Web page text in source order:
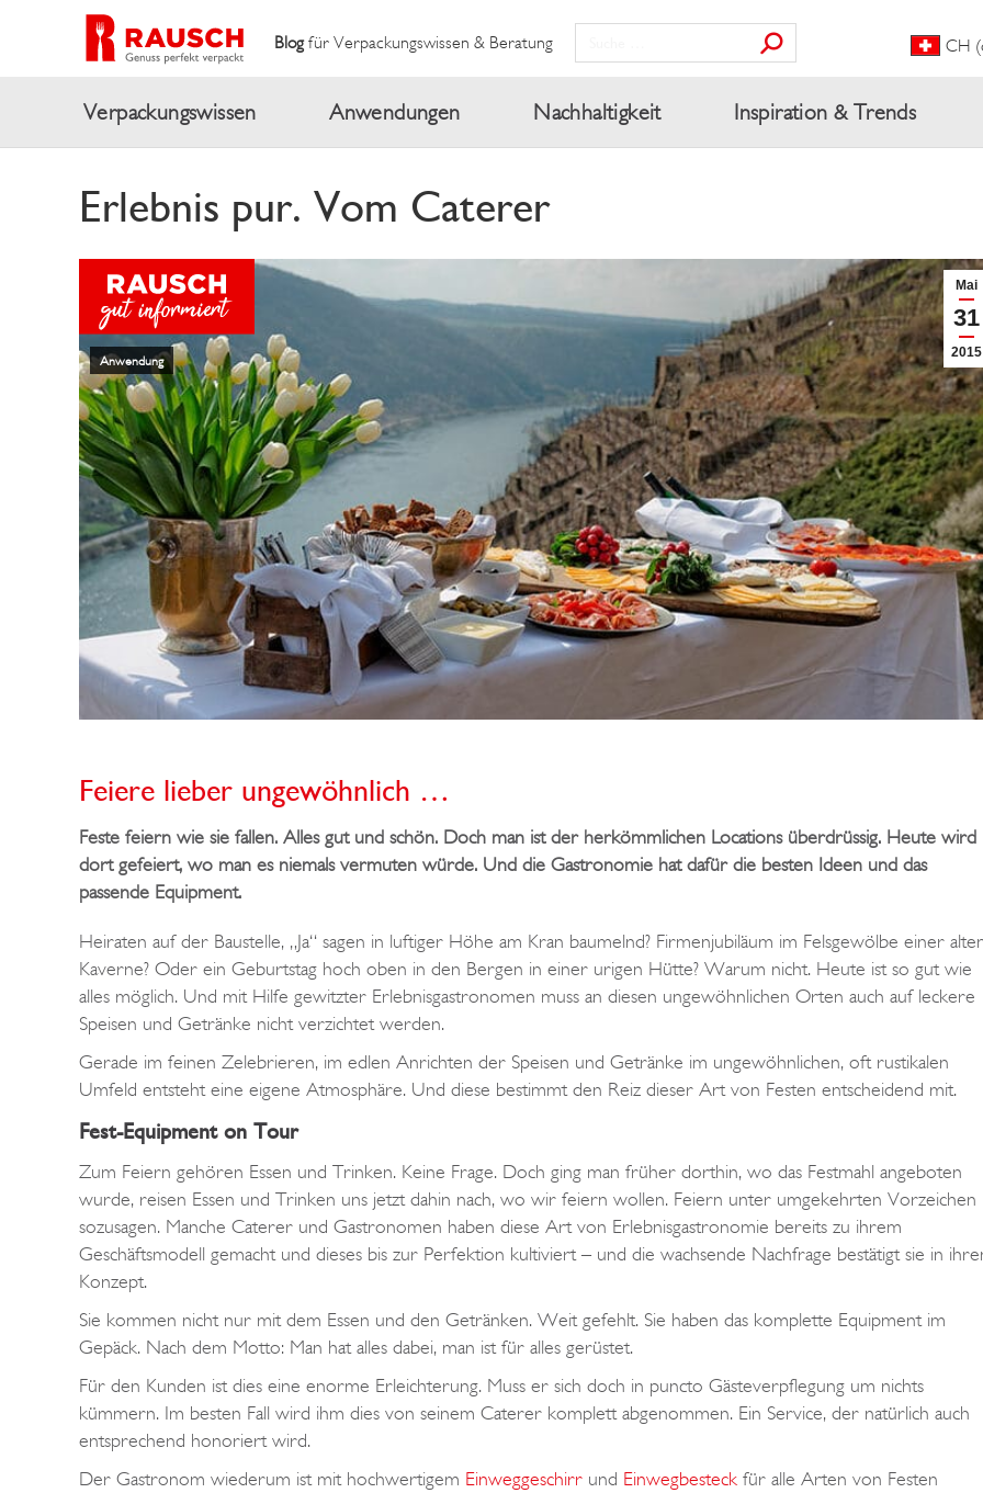
Blogfür Verpackungswissen & Beratung CH
Verpackungswissen Anwendungen Nachhaltigkeit Inspiration & Trends
Erlebnis pur. Vom Caterer
Mai
31
2015
Anwendung
Feiere lieber ungewöhnlich …
Feste feiern wie sie fallen. Alles gut und schön. Doch man ist der herkömmlichen Locations überdrüssig. Heute wird
dort gefeiert, wo man es niemals vermuten würde. Und die Gastronomie hat dafür die besten Ideen und das
passende Equipment.
Heiraten auf der Baustelle, „Ja“ sagen in luftiger Höhe am Kran baumelnd? Firmenjubiläum im Felsgewölbe einer
Kaverne? Oder ein Geburtstag hoch oben in den Bergen in einer urigen Hütte? Warum nicht. Heute ist so gut wie
alles möglich. Und mit Hilfe gewitzter Erlebnisgastronomen muss an diesen ungewöhnlichen Orten auch auf leckere
Speisen und Getränke nicht verzichtet werden.
Gerade im feinen Zelebrieren, im edlen Anrichten der Speisen und Getränke im ungewöhnlichen, oft rustikalen
Umfeld entsteht eine eigene Atmosphäre. Und diese bestimmt den Reiz dieser Art von Festen entscheidend mit.
Fest-Equipment on Tour
Zum Feiern gehören Essen und Trinken. Keine Frage. Doch ging man früher dorthin, wo das Festmahl angeboten
wurde, reisen Essen und Trinken uns jetzt dahin nach, wo wir feiern wollen. Feiern unter umgekehrten Vorzeichen
sozusagen. Manche Caterer und Gastronomen haben diese Art von Erlebnisgastronomie bereits zu ihrem
Geschäftsmodell gemacht und dieses bis zur Perfektion kultiviert – und die wachsende Nachfrage bestätigt sie in
Konzept.
Sie kommen nicht nur mit dem Essen und den Getränken. Weit gefehlt. Sie haben das komplette Equipment im
Gepäck. Nach dem Motto: Man hat alles dabei, man ist für alles gerüstet.
Für den Kunden ist dies eine enorme Erleichterung. Muss er sich doch in puncto Gästeverpflegung um nichts
kümmern. Im besten Fall wird ihm dies von seinem Caterer komplett abgenommen. Ein Service, der natürlich auch
entsprechend honoriert wird.
Der Gastronom wiederum ist mit hochwertigem Einweggeschirr und Einwegbesteck für alle Arten von Festen